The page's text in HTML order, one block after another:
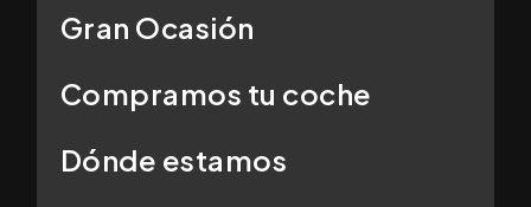
Gran Ocasión
Compramos tu coche
Dónde estamos